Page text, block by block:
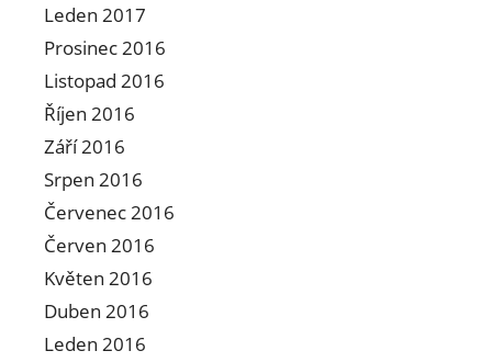
Leden 2017
Prosinec 2016
Listopad 2016
Říjen 2016
Září 2016
Srpen 2016
Červenec 2016
Červen 2016
Květen 2016
Duben 2016
Leden 2016